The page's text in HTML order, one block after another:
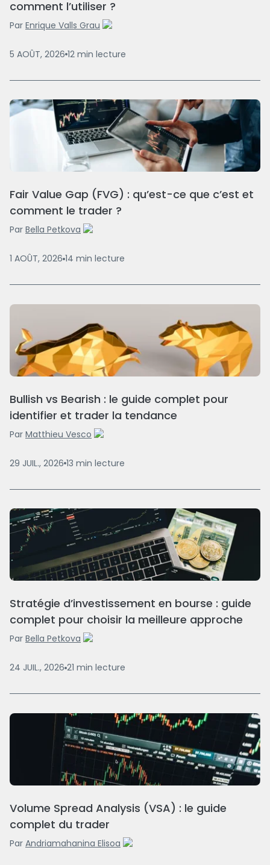
comment l’utiliser ?
Par Enrique Valls Grau
5 AOÛT, 2026 12 min lecture
Fair Value Gap (FVG) : qu’est-ce que c’est et
comment le trader ?
Par Bella Petkova
1 AOÛT, 2026 14 min lecture
Bullish vs Bearish : le guide complet pour
identifier et trader la tendance
Par Matthieu Vesco
29 JUIL., 2026 13 min lecture
Stratégie d’investissement en bourse : guide
complet pour choisir la meilleure approche
Par Bella Petkova
24 JUIL., 2026 21 min lecture
Volume Spread Analysis (VSA) : le guide
complet du trader
Par Andriamahanina Elisoa